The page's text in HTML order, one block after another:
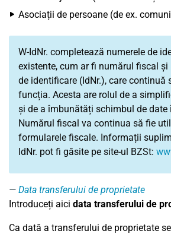
Asociații de persoane (de ex.
W-IdNr. completează numerele de
existente, cum ar fi numărul fiscal
de identificare (IdNr.), care continuă
funcția. Acesta are rolul de a
și de a îmbunătăți schimbul de date
Numărul fiscal va continua să fie
formularele fiscale. Informații
IdNr. pot fi găsite pe site-ul BZSt:
Data transferului de proprietate
Introduceți aici data transferului de
Ca dată a transferului de proprietate